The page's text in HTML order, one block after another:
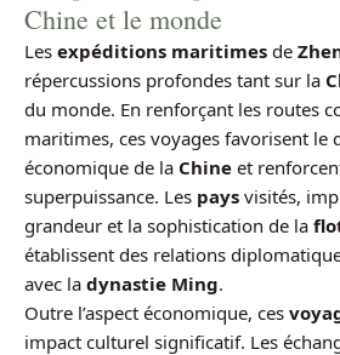
Chine et le monde
Les expéditions maritimes de
répercussions profondes tant sur la
du monde. En renforçant les routes
maritimes, ces voyages favorisent le
économique de la Chine et
superpuissance. Les pays visités,
grandeur et la sophistication de la
établissent des relations
avec la dynastie Ming.
Outre l’aspect économique, ces
impact culturel significatif. Les